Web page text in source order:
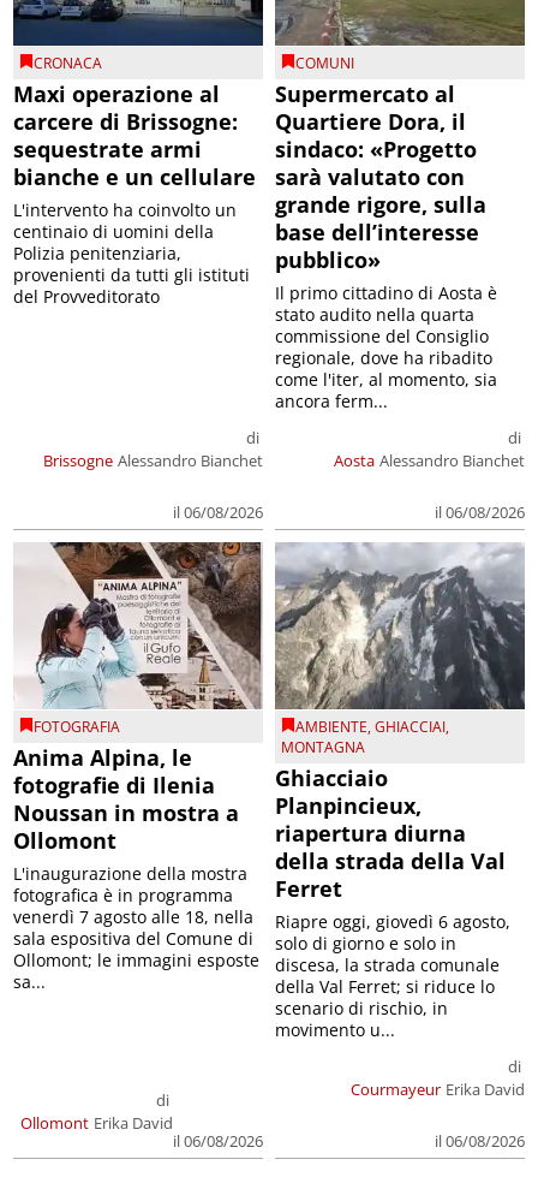
CRONACA
Maxi operazione al
carcere di Brissogne:
sequestrate armi
bianche e un cellulare
Brissogne
di
Alessandro Bianchet
il 06/08/2026
L'intervento ha coinvolto un
centinaio di uomini della
Polizia penitenziaria,
provenienti da tutti gli istituti
del Provveditorato
COMUNI
Supermercato al
Quartiere Dora, il
sindaco: «Progetto
sarà valutato con
grande rigore, sulla
base dell’interesse
pubblico»
Aosta
di
Alessandro Bianchet
il 06/08/2026
Il primo cittadino di Aosta è
stato audito nella quarta
commissione del Consiglio
regionale, dove ha ribadito
come l'iter, al momento, sia
ancora ferm...
FOTOGRAFIA
Anima Alpina, le
fotografie di Ilenia
Noussan in mostra a
Ollomont
Ollomont
di
Erika David
il 06/08/2026
L'inaugurazione della mostra
fotografica è in programma
venerdì 7 agosto alle 18, nella
sala espositiva del Comune di
Ollomont; le immagini esposte
sa...
AMBIENTE,GHIACCIAI,
MONTAGNA
Ghiacciaio
Planpincieux,
riapertura diurna
della strada della Val
Ferret
Courmayeur
di
Erika David
il 06/08/2026
Riapre oggi, giovedì 6 agosto,
solo di giorno e solo in
discesa, la strada comunale
della Val Ferret; si riduce lo
scenario di rischio, in
movimento u...